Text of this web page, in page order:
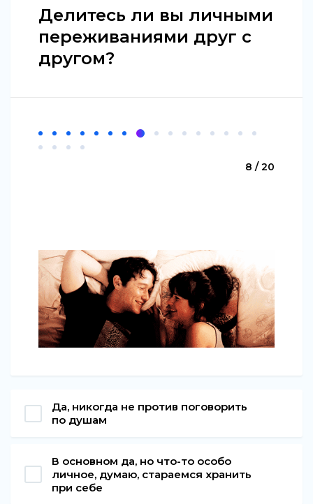
Делитесь ли вы личными
переживаниями друг с
другом?
8 / 20
Да, никогда не против поговорить
по душам
В основном да, но что-то особо
личное, думаю, стараемся хранить
при себе